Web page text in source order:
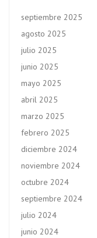
septiembre 2025
agosto 2025
julio 2025
junio 2025
mayo 2025
abril 2025
marzo 2025
febrero 2025
diciembre 2024
noviembre 2024
octubre 2024
septiembre 2024
julio 2024
junio 2024